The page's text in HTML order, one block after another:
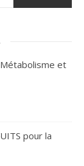
Métabolisme et
pour la